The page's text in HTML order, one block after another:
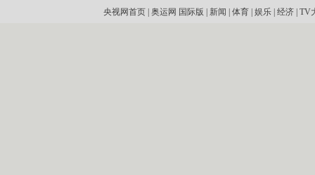
央视网首页| 奥运网 国际版 新闻 体育| 娱乐| 经济| TV